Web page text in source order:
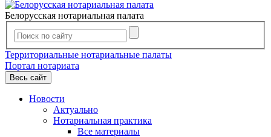
Белорусская нотариальная палата
Территориальные нотариальные палаты
Портал нотариата
Весь сайт
Новости
Актуально
Нотариальная практика
Все материалы